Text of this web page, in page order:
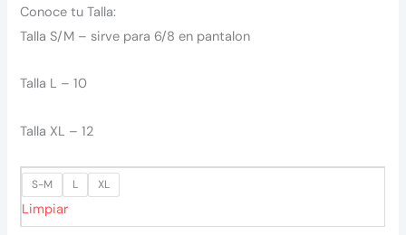
Conoce tu Talla:
Talla S/M – sirve para 6/8 en pantalon
Talla L – 10
Talla XL – 12
S-M L XL
Limpiar